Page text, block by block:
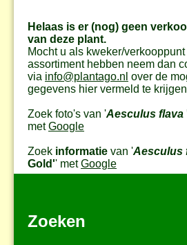
Helaas is er (nog) geen
van deze plant.
Mocht u als kweker/
assortiment hebben neem dan
via info@plantago.nl over de
gegevens hier vermeld te
Zoek foto's van 'Aesculus flava
metGoogle
Zoek informatie van 'Aesculus
Gold'' metGoogle
Zoeken